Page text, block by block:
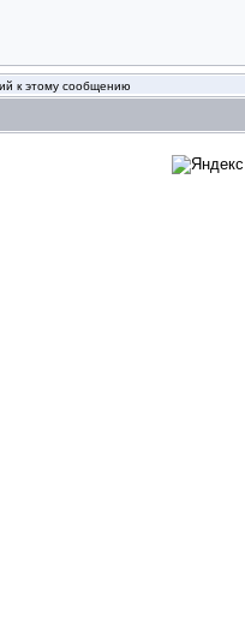
к этому сообщению